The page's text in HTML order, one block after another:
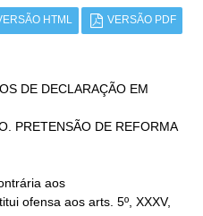
HTML VERSÃO PDF
DE DECLARAÇÃO EM
aos